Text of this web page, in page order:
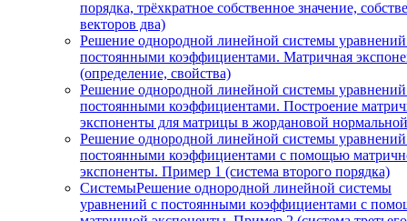
порядка, трёхкратное собственное значение,
векторов два)
Решение однородной линейной системы
постоянными коэффициентами. Матричная
(определение, свойства)
Решение однородной линейной системы
постоянными коэффициентами. Построение
экспоненты для матрицы в жордановой
Решение однородной линейной системы
постоянными коэффициентами с помощью
экспоненты. Пример 1 (система второго порядка)
СистемыРешение однородной линейной системы
уравнений с постоянными коэффициентами с